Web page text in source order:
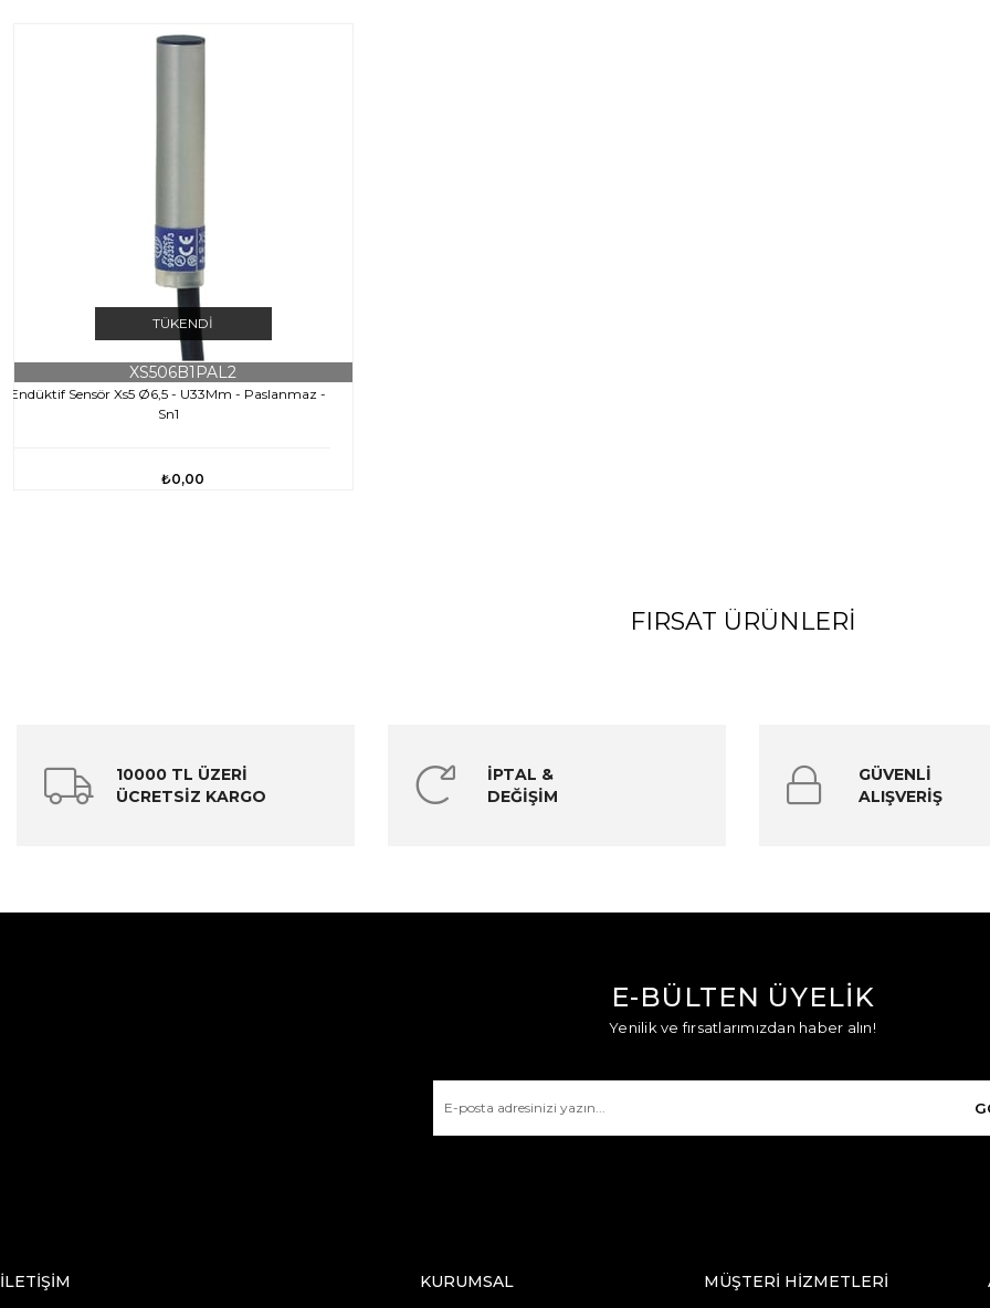
TÜKENDI
Endüktif Sensör Xs5 Ø6,5 - U33Mm - Paslanmaz -
Sn1
XS506B1PAL2
₺0,00
FIRSAT ÜRÜNLERI
10000 TL ÜZERİ
ÜCRETSİZ KARGO
İPTAL &
DEĞİŞİM
GÜVENLİ
ALIŞVERİŞ
E-BÜLTEN ÜYELİK
Yenilik ve fırsatlarımızdan haber alın!
İLETİŞİM KURUMSAL MÜŞTERİ HİZMETLERİ